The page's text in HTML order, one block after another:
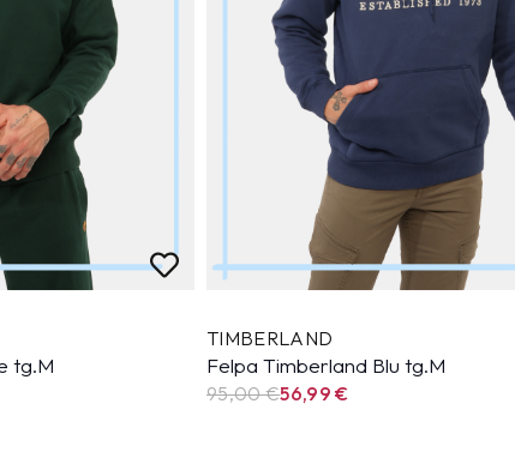
tg.M
TIMBERLAND
Felpa Timberland Blu tg.M
95,00 €56,99€